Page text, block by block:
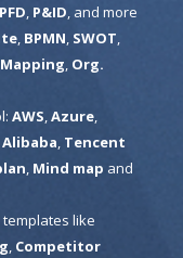
PFD P&ID , and more
, BPMN SWOT
Org.
AWS Azure,
Alibaba Tencent
Mind map and
like
Competitor